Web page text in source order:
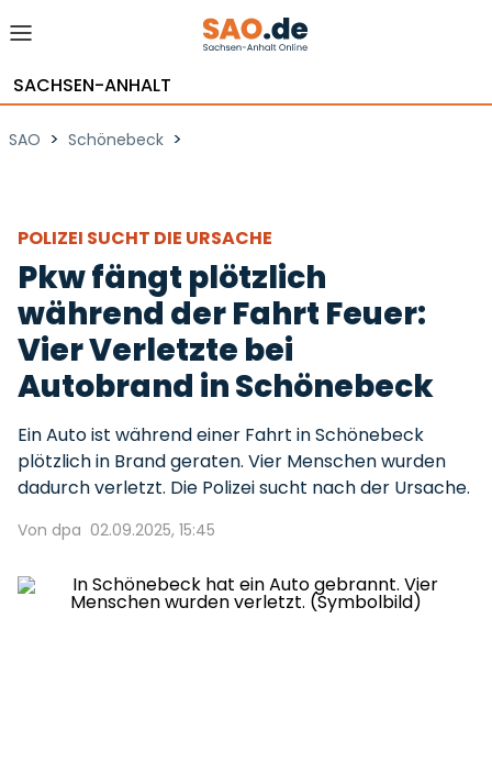
SACHSEN-ANHALT
SAO > Schönebeck >
POLIZEI SUCHT DIE URSACHE
Pkw fängt plötzlich
während der Fahrt Feuer:
Vier Verletzte bei
Autobrand in Schönebeck
Ein Auto ist während einer Fahrt in Schönebeck
plötzlich in Brand geraten. Vier Menschen wurden
dadurch verletzt. Die Polizei sucht nach der Ursache.
Von dpa 02.09.2025, 15:45